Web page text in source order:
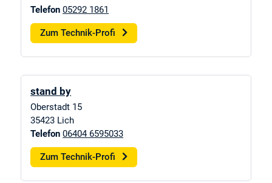
Telefon 05292 1861
Zum Technik-Profi
stand by
Oberstadt 15
35423 Lich
Telefon 06404 6595033
Zum Technik-Profi